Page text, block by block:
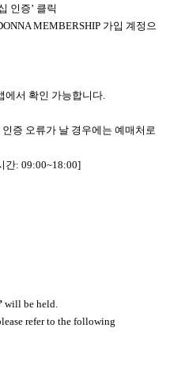
인증’ 클릭
MEMBERSHIP 가입 계정으
에서 확인 가능합니다.
증 오류가 날 경우에는 예매처로
간: 09:00~18:00]
will be held.
refer to the following